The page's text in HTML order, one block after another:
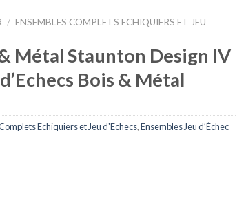
/ ENSEMBLES COMPLETS ECHIQUIERS ET JEU
Métal Staunton Design IV
Bois & Métal
Echiquiers et Jeu d'Echecs,Ensembles Jeu d’Échec